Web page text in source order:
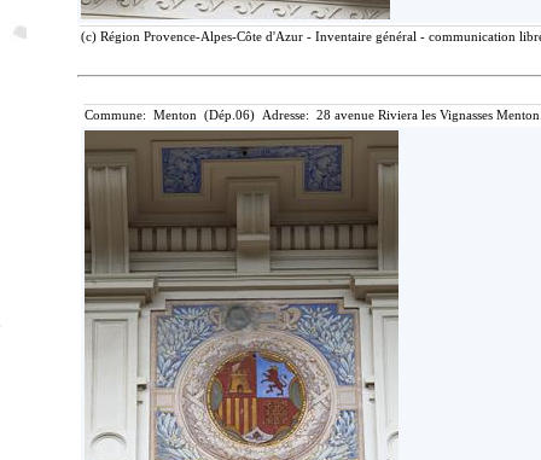
(c) Région Provence-Alpes-Côte d'Azur - Inventaire général - communication
Commune: Menton (Dép.06) Adresse: 28 avenue Riviera les Vignasses